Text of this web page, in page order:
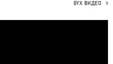
БҮХ ВИДЕО